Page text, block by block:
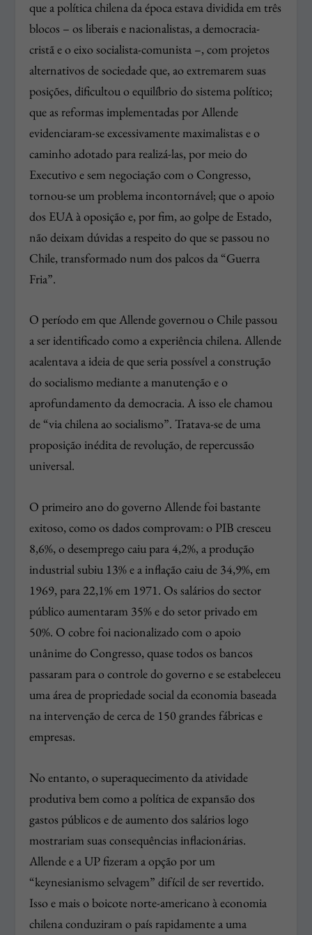
que a política chilena da época estava dividida em três
blocos – os liberais e nacionalistas, a democracia-
cristã e o eixo socialista-comunista –, com projetos
alternativos de sociedade que, ao extremarem suas
posições, dificultou o equilíbrio do sistema político;
que as reformas implementadas por Allende
evidenciaram-se excessivamente maximalistas e o
caminho adotado para realizá-las, por meio do
Executivo e sem negociação com o Congresso,
tornou-se um problema incontornável; que o apoio
dos EUA à oposição e, por fim, ao golpe de Estado,
não deixam dúvidas a respeito do que se passou no
Chile, transformado num dos palcos da “Guerra
Fria”.
O período em que Allende governou o Chile passou
a ser identificado como aexperiência chilena. Allende
acalentava a ideia de que seria possível a construção
do socialismo mediante a manutenção e o
aprofundamento da democracia. A isso ele chamou
de “via chilena ao socialismo”. Tratava-se de uma
proposição inédita de revolução, de repercussão
universal.
O primeiro ano do governo Allende foi bastante
exitoso, como os dados comprovam: o PIB cresceu
8,6%, o desemprego caiu para 4,2%, a produção
industrial subiu 13% e a inflação caiu de 34,9%, em
1969, para 22,1% em 1971. Os salários do sector
público aumentaram 35% e do setor privado em
50%. O cobre foi nacionalizado com o apoio
unânime do Congresso, quase todos os bancos
passaram para o controle do governo e se estabeleceu
uma área de propriedade social da economia baseada
na intervenção de cerca de 150 grandes fábricas e
empresas.
No entanto, o superaquecimento da atividade
produtiva bem como a política de expansão dos
gastos públicos e de aumento dos salários logo
mostrariam suas consequências inflacionárias.
Allende e a UP fizeram a opção por um
“keynesianismo selvagem” difícil de ser revertido.
Isso e mais o boicote norte-americano à economia
chilena conduziram o país rapidamente a uma